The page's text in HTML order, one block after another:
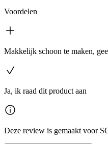
Voordelen
Makkelijk schoon te maken,
Ja, ik raad dit product aan
Deze review is gemaakt voor